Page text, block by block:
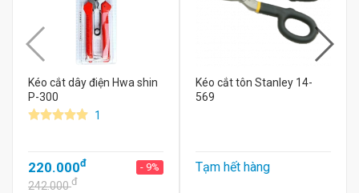
Kéo cắt dây điện Hwa shin
P-300
1
220.000đ - 9%
242.000đ
Kéo cắt tôn Stanley 14-
569
Tạm hết hàng